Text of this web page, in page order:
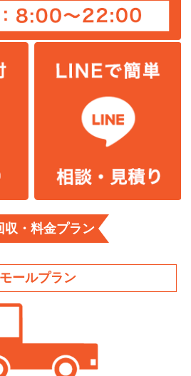
収・料金プラン
ールプラン